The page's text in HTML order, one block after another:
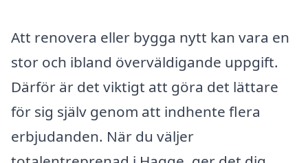
Att renovera eller bygga nytt kan vara en
stor och ibland överväldigande uppgift.
Därför är det viktigt att göra det lättare
för sig själv genom att indhente flera
erbjudanden. När du väljer